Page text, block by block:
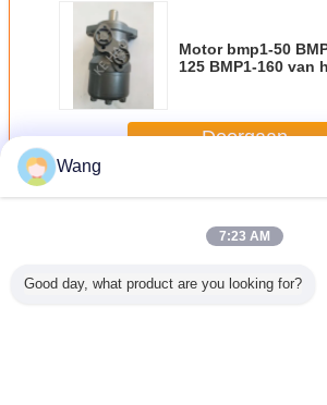
Motor bmp1-50
125 BMP1-160 van
Doorgaan
MeerCirkelvormige Toestelmotor
Wang
7:23 AM
Good day, what product are you looking for?